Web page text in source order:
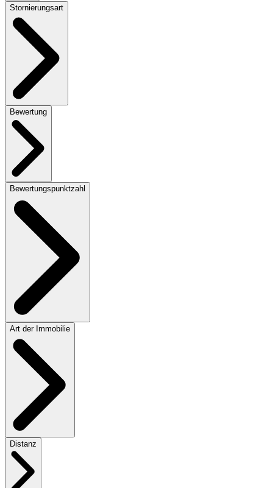
Stornierungsart
Bewertung
Bewertungspunktzahl
Art der Immobilie
Distanz